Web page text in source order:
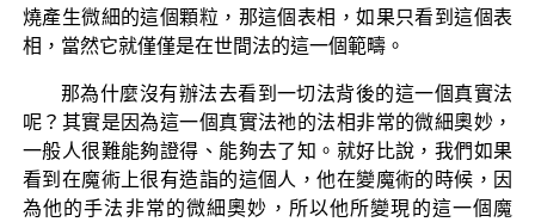
燒產生微細的這個顆粒，那這個表相，如果只看到這個表
相，當然它就僅僅是在世間法的這一個範疇。
那為什麼沒有辦法去看到一切法背後的這一個真實法
呢？其實是因為這一個真實法祂的法相非常的微細奧妙，
一般人很難能夠證得、能夠去了知。就好比說，我們如果
看到在魔術上很有造詣的這個人，他在變魔術的時候，因
為他的手法非常的微細奧妙，所以他所變現的這一個魔